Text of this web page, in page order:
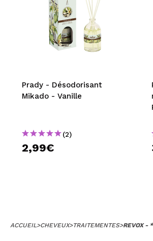
Prady - Désodorisant
Mikado - Vanille
(2)
2,99€
ACCUEIL>CHEVEUX>TRAITEMENTES>REVOX -